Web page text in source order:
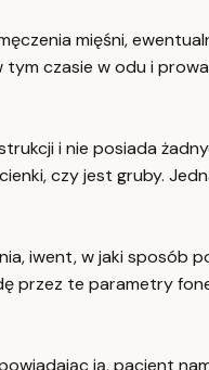
mięśni,
tym czasie w odu i
i nie posiada
czy jest gruby.
iwent, w jaki sposób
przez te parametry
ją, pacjent